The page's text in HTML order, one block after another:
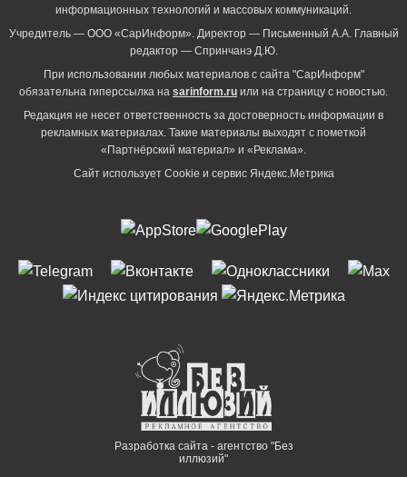
информационных технологий и массовых коммуникаций.
Учредитель — ООО «СарИнформ». Директор — Письменный А.А. Главный
редактор — Спринчанэ Д.Ю.
При использовании любых материалов с сайта "СарИнформ"
обязательна гиперссылка на sarinform.ru или на страницу с новостью.
Редакция не несет ответственность за достоверность информации в
рекламных материалах. Такие материалы выходят с пометкой
«Партнёрский материал» и «Реклама».
Сайт использует Cookie и сервиc Яндекс.Метрика
Разработка сайта - агентство "Без
иллюзий"